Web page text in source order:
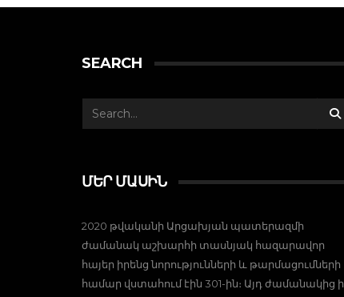
SEARCH
ՄԵՐ ՄԱՍԻՆ
2020 թվականի Արցախյան պատերազմի
ժամանակ աշխարհի տասնյակ հազարավոր
հայեր իրենց նորությունների և թարմացումների
համար վստահում էին 301-ին։ Այդ ժամանակից ի